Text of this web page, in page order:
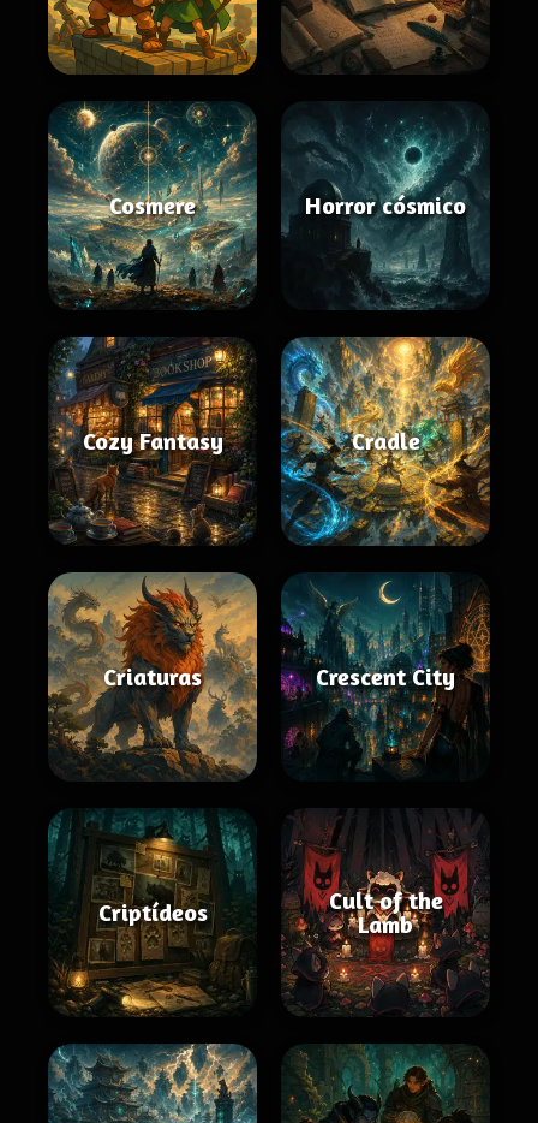
Cosmere Horror cósmico
Cozy Fantasy Cradle
Criaturas Crescent City
Criptídeos
Cult of the
Lamb